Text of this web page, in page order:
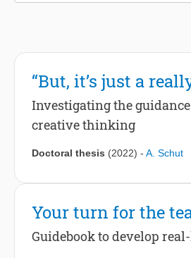
“But, it’s just a
Investigating the
creative thinking
Doctoral thesis (2022) - A. Schut
Your turn for the
Guidebook to develop